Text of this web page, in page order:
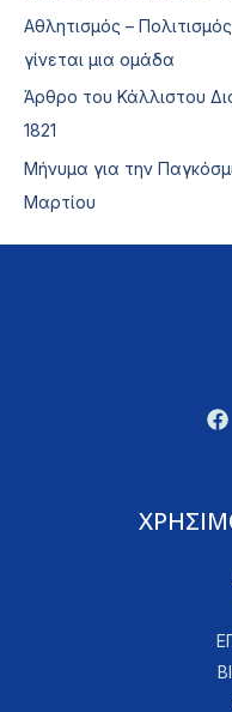
Αθλητισμός –
γίνεται μια ομάδα
Άρθρο του Κάλλιστου
1821
Μήνυμα για την
Μαρτίου